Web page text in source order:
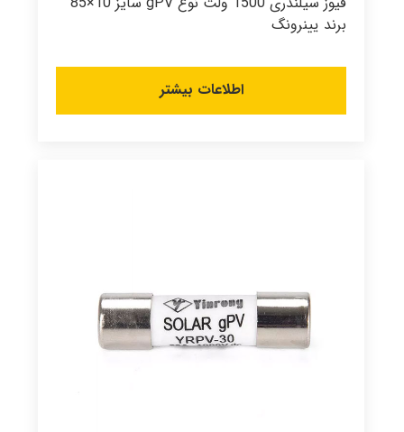
برند یینرونگ
اطلاعات بیشتر